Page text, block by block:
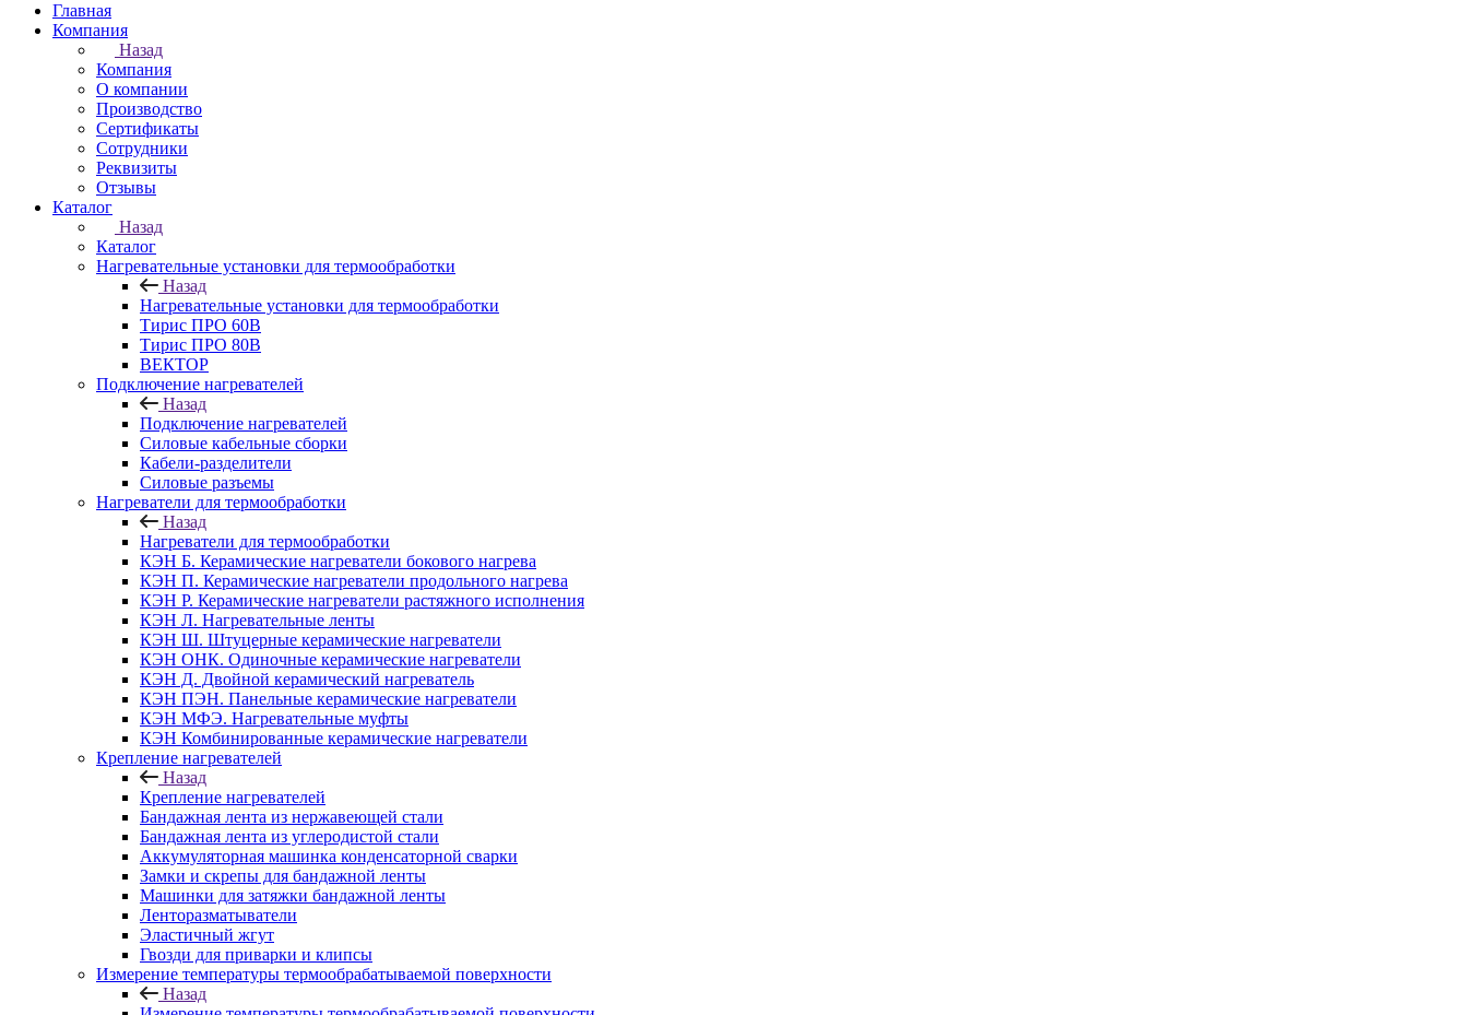
Главная
Компания
Назад
Компания
О компании
Производство
Сертификаты
Сотрудники
Реквизиты
Отзывы
Каталог
Назад
Каталог
Нагревательные установки для термообработки
Назад
Нагревательные установки для термообработки
Тирис ПРО 60В
Тирис ПРО 80В
ВЕКТОР
Подключение нагревателей
Назад
Подключение нагревателей
Силовые кабельные сборки
Кабели-разделители
Силовые разъемы
Нагреватели для термообработки
Назад
Нагреватели для термообработки
КЭН Б. Керамические нагреватели бокового нагрева
КЭН П. Керамические нагреватели продольного нагрева
КЭН Р. Керамические нагреватели растяжного исполнения
КЭН Л. Нагревательные ленты
КЭН Ш. Штуцерные керамические нагреватели
КЭН ОНК. Одиночные керамические нагреватели
КЭН Д. Двойной керамический нагреватель
КЭН ПЭН. Панельные керамические нагреватели
КЭН МФЭ. Нагревательные муфты
КЭН Комбинированные керамические нагреватели
Крепление нагревателей
Назад
Крепление нагревателей
Бандажная лента из нержавеющей стали
Бандажная лента из углеродистой стали
Аккумуляторная машинка конденсаторной сварки
Замки и скрепы для бандажной ленты
Машинки для затяжки бандажной ленты
Ленторазматыватели
Эластичный жгут
Гвозди для приварки и клипсы
Измерение температуры термообрабатываемой поверхности
Назад